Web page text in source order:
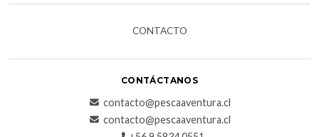
CONTACTO
CONTÁCTANOS
contacto@pescaaventura.cl
contacto@pescaaventura.cl